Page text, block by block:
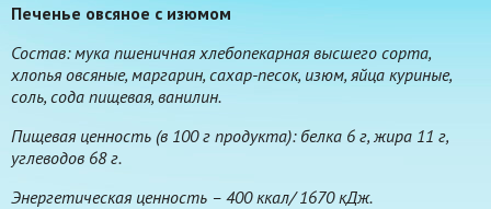
Печенье овсяное с изюмом
Состав: мука пшеничная хлебопекарная высшего сорта,
хлопья овсяные, маргарин, сахар-песок, изюм, яйца куриные,
соль, сода пищевая, ванилин.
Пищевая ценность (в 100 г продукта): белка 6 г, жира 11 г,
углеводов 68 г.
Энергетическая ценность – 400 ккал/ 1670 кДж.